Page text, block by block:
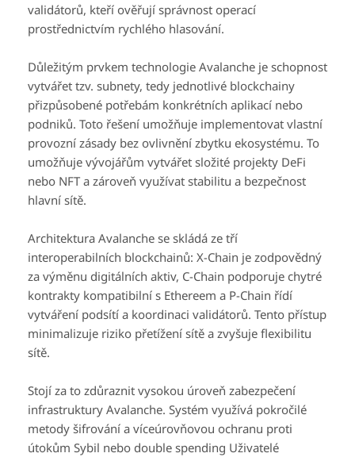
validátorů, kteří ověřují správnost operací
prostřednictvím rychlého hlasování.
Důležitým prvkem technologie Avalanche je schopnost
vytvářet tzv. subnety, tedy jednotlivé blockchainy
přizpůsobené potřebám konkrétních aplikací nebo
podniků. Toto řešení umožňuje implementovat vlastní
provozní zásady bez ovlivnění zbytku ekosystému. To
umožňuje vývojářům vytvářet složité projekty DeFi
nebo NFT a zároveň využívat stabilitu a bezpečnost
hlavní sítě.
Architektura Avalanche se skládá ze tří
interoperabilních blockchainů: X-Chain je zodpovědný
za výměnu digitálních aktiv, C-Chain podporuje chytré
kontrakty kompatibilní s Ethereem a P-Chain řídí
vytváření podsítí a koordinaci validátorů. Tento přístup
minimalizuje riziko přetížení sítě a zvyšuje flexibilitu
sítě.
Stojí za to zdůraznit vysokou úroveň zabezpečení
infrastruktury Avalanche. Systém využívá pokročilé
metody šifrování a víceúrovňovou ochranu proti
útokům Sybil nebo double spending Uživatelé